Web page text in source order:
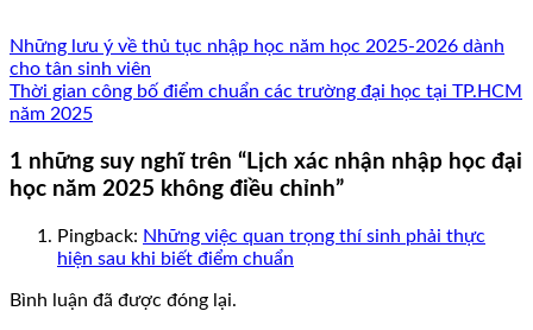
Những lưu ý về thủ tục nhập học năm học 2025-2026 dành
cho tân sinh viên
Thời gian công bố điểm chuẩn các trường đại học tại TP.HCM
năm 2025
1 những suy nghĩ trên “ Lịch xác nhận nhập học đại
học năm 2025 không điều chỉnh”
Pingback: Những việc quan trọng thí sinh phải thực
hiện sau khi biết điểm chuẩn
Bình luận đã được đóng lại.